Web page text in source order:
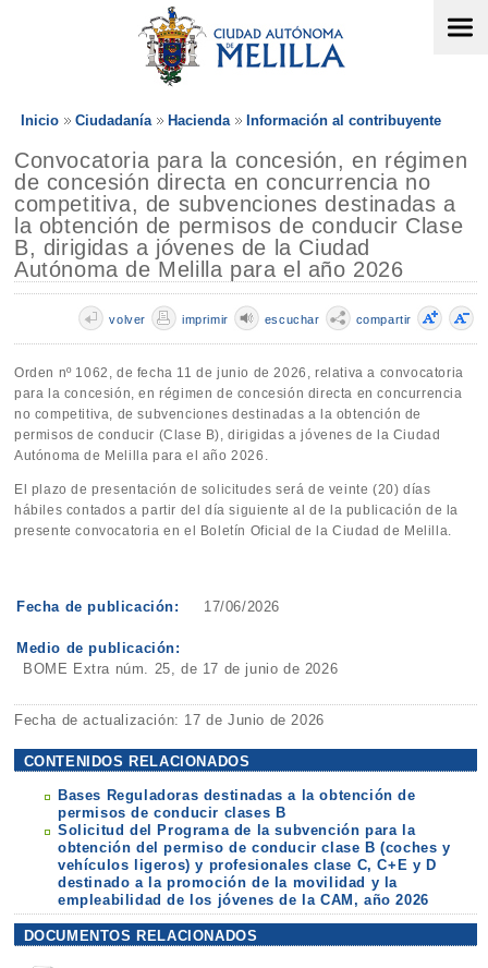
Inicio Ciudadanía Hacienda Información al contribuyente
Convocatoria para la concesión, en régimen
de concesión directa en concurrencia no
competitiva, de subvenciones destinadas a
la obtención de permisos de conducir Clase
B, dirigidas a jóvenes de la Ciudad
Autónoma de Melilla para el año 2026
compartir
escuchar
imprimir
volver
Orden nº 1062, de fecha 11 de junio de 2026, relativa a convocatoria
para la concesión, en régimen de concesión directa en concurrencia
no competitiva, de subvenciones destinadas a la obtención de
permisos de conducir (Clase B), dirigidas a jóvenes de la Ciudad
Autónoma de Melilla para el año 2026.
El plazo de presentación de solicitudes será de veinte (20) días
hábiles contados a partir del día siguiente al de la publicación de la
presente convocatoria en el Boletín Oficial de la Ciudad de Melilla.
Fecha de publicación: 17/06/2026
Medio de publicación:
BOME Extra núm. 25, de 17 de junio de 2026
Fecha de actualización: 17 de Junio de 2026
CONTENIDOS RELACIONADOS
Bases Reguladoras destinadas a la obtención de
permisos de conducir clases B
Solicitud del Programa de la subvención para la
obtención del permiso de conducir clase B (coches y
vehículos ligeros) y profesionales clase C, C+E y D
destinado a la promoción de la movilidad y la
empleabilidad de los jóvenes de la CAM, año 2026
DOCUMENTOS RELACIONADOS